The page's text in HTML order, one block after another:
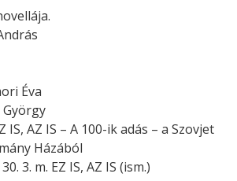
Éva
György
IS, AZ IS – A 100-ik adás – a Szovjet
Házából
3. m. EZ IS, AZ IS (ism.)